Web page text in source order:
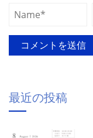
最近の投稿